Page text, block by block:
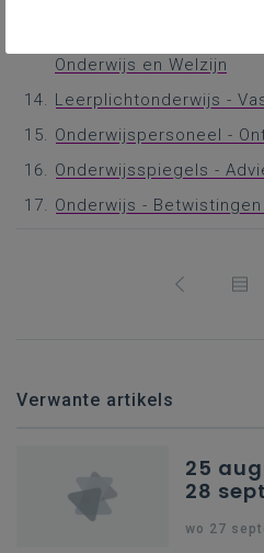
Onderwijs en Welzijn
Leerplichtonderwijs -
Onderwijspersoneel -
Onderwijsspiegels -
Onderwijs -
Verwante artikels
25
28
wo 27